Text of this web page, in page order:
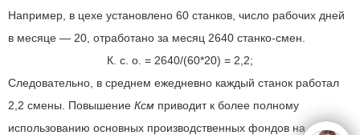
Например, в цехе установлено 60 станков, число рабочих дней
в месяце — 20, отработано за месяц 2640 станко-смен.
К. с. о. = 2640/(60*20) = 2,2;
Следовательно, в среднем ежедневно каждый станок работал
2,2 смены. Повышение Ксм приводит к более полному
использованию основных производственных фондов на